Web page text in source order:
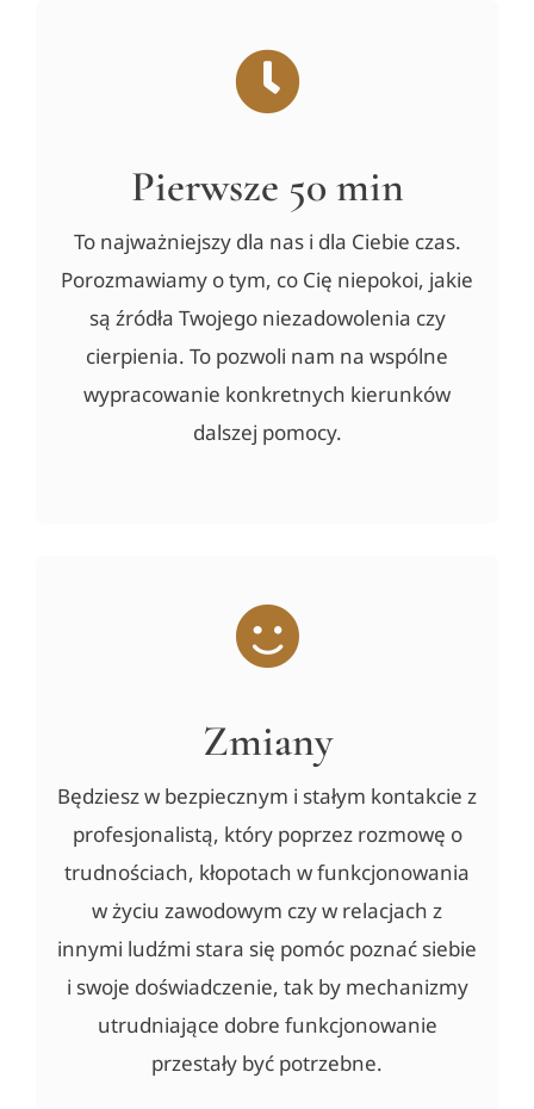
Kontakt
UMÓW WIZYTĘ
Pierwsze 50 min
To najważniejszy dla nas i dla Ciebie czas.
Porozmawiamy o tym, co Cię niepokoi, jakie
są źródła Twojego niezadowolenia czy
cierpienia. To pozwoli nam na wspólne
wypracowanie konkretnych kierunków
dalszej pomocy.
Zmiany
Będziesz w bezpiecznym i stałym kontakcie z
profesjonalistą, który poprzez rozmowę o
trudnościach, kłopotach w funkcjonowania
w życiu zawodowym czy w relacjach z
innymi ludźmi stara się pomóc poznać siebie
i swoje doświadczenie, tak by mechanizmy
utrudniające dobre funkcjonowanie
przestały być potrzebne.